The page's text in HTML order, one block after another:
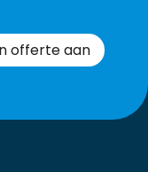
offerte aan